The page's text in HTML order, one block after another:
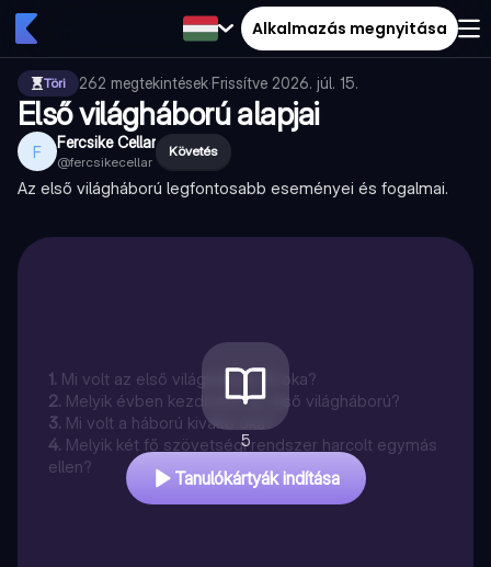
Alkalmazás megnyitása
Töri 262 megtekintések·Frissítve 2026. júl. 15.
Első világháború alapjai
F Fercsike Cellar
@fercsikecellar
Követés
Az első világháború legfontosabb eseményei és fogalmai.
1. Mi volt az első világháború fő oka?
2. Melyik évben kezdődött az első világháború?
3. Mi volt a háború kiváltó oka?
4. Melyik két fő szövetségi rendszer harcolt egymás
ellen?
5
Tanulókártyák indítása